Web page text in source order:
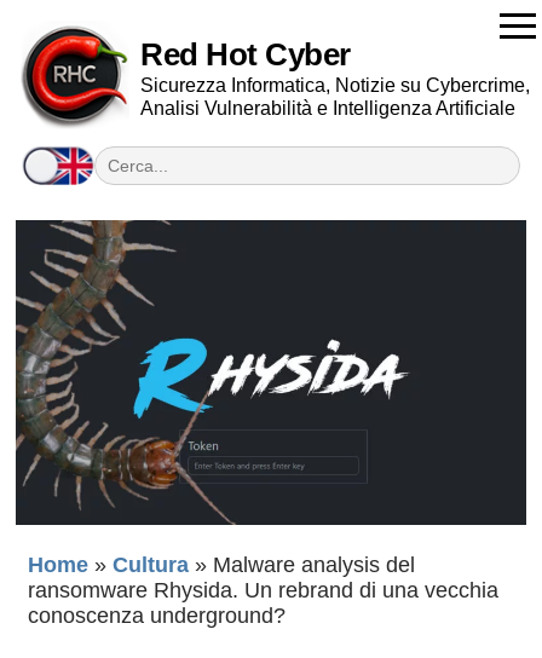
Red Hot Cyber
Sicurezza Informatica, Notizie su Cybercrime,
Analisi Vulnerabilità e Intelligenza Artificiale
Home » Cultura » Malware analysis del
ransomware Rhysida. Un rebrand di una vecchia
conoscenza underground?